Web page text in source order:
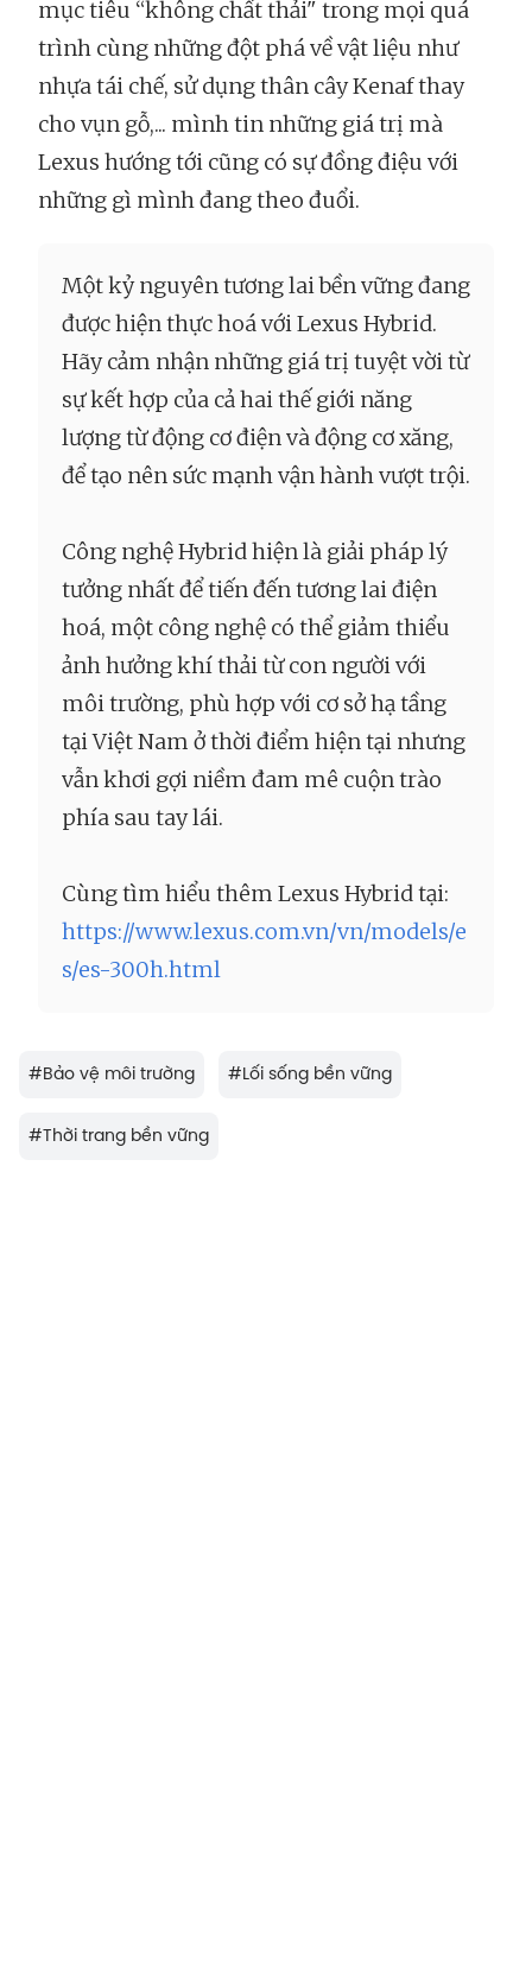
mục tiêu “không chất thải" trong mọi quá
trình cùng những đột phá về vật liệu như
nhựa tái chế, sử dụng thân cây Kenaf thay
cho vụn gỗ,... mình tin những giá trị mà
Lexus hướng tới cũng có sự đồng điệu với
những gì mình đang theo đuổi.
Một kỷ nguyên tương lai bền vững đang
được hiện thực hoá với Lexus Hybrid.
Hãy cảm nhận những giá trị tuyệt vời từ
sự kết hợp của cả hai thế giới năng
lượng từ động cơ điện và động cơ xăng,
để tạo nên sức mạnh vận hành vượt trội.
Công nghệ Hybrid hiện là giải pháp lý
tưởng nhất để tiến đến tương lai điện
hoá, một công nghệ có thể giảm thiểu
ảnh hưởng khí thải từ con người với
môi trường, phù hợp với cơ sở hạ tầng
tại Việt Nam ở thời điểm hiện tại nhưng
vẫn khơi gợi niềm đam mê cuộn trào
phía sau tay lái.
Cùng tìm hiểu thêm Lexus Hybrid tại:
https://www.lexus.com.vn/vn/models/e
s/es-300h.html
#Bảo vệ môi trường #Lối sống bền vững
#Thời trang bền vững